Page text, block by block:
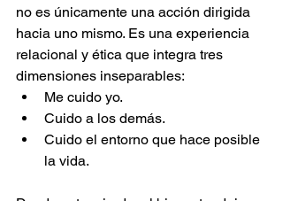
no es únicamente una acción dirigida
hacia uno mismo. Es una experiencia
relacional y ética que integra tres
dimensiones inseparables:
Me cuido yo.
Cuido a los demás.
Cuido el entorno que hace posible
la vida.